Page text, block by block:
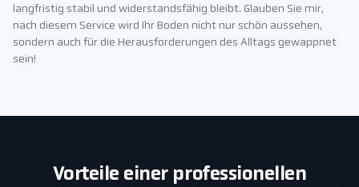
langfristig stabil und widerstandsfähig bleibt. Glauben Sie mir,
nach diesem Service wird Ihr Boden nicht nur schön aussehen,
sondern auch für die Herausforderungen des Alltags gewappnet
sein!
Vorteile einer professionellen